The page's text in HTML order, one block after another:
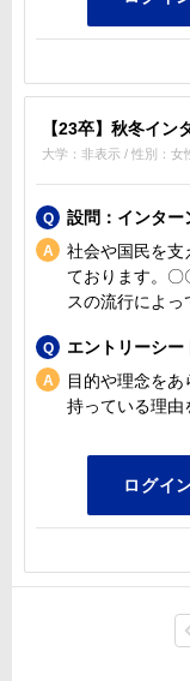
【23卒】秋冬イン
大学：非表示 / 性別：女
設問：インター
社会や国民を支
ております。〇
スの流行によっ
エントリーシ
目的や理念を
持っている理由